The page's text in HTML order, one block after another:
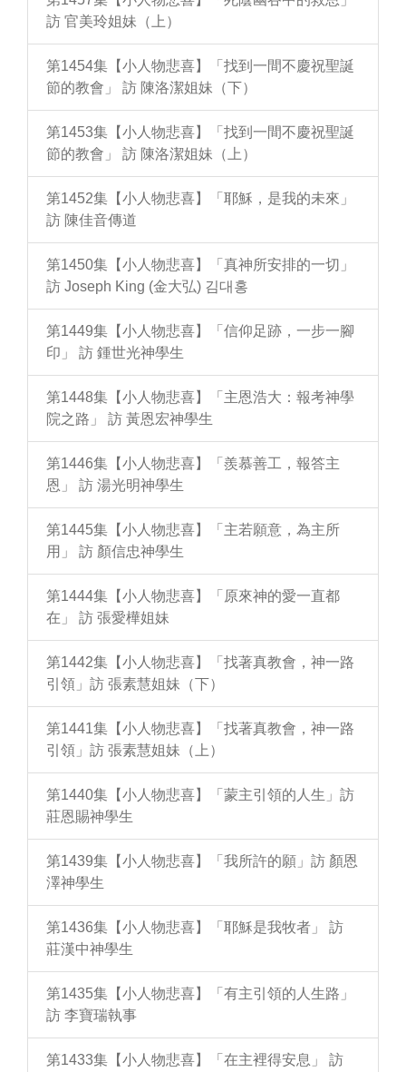
訪 官美玲姐妹（上）
第1454集【小人物悲喜】「找到一間不慶祝聖誕
節的教會」 訪 陳洛潔姐妹（下）
第1453集【小人物悲喜】「找到一間不慶祝聖誕
節的教會」 訪 陳洛潔姐妹（上）
第1452集【小人物悲喜】「耶穌，是我的未來」
訪 陳佳音傳道
第1450集【小人物悲喜】「真神所安排的一切」
訪 Joseph King (金大弘) 김대홍
第1449集【小人物悲喜】「信仰足跡，一步一腳
印」 訪 鍾世光神學生
第1448集【小人物悲喜】「主恩浩大：報考神學
院之路」 訪 黃恩宏神學生
第1446集【小人物悲喜】「羨慕善工，報答主
恩」 訪 湯光明神學生
第1445集【小人物悲喜】「主若願意，為主所
用」 訪 顏信忠神學生
第1444集【小人物悲喜】「原來神的愛一直都
在」 訪 張愛樺姐妹
第1442集【小人物悲喜】「找著真教會，神一路
引領」訪 張素慧姐妹（下）
第1441集【小人物悲喜】「找著真教會，神一路
引領」訪 張素慧姐妹（上）
第1440集【小人物悲喜】「蒙主引領的人生」訪
莊恩賜神學生
第1439集【小人物悲喜】「我所許的願」訪 顏恩
澤神學生
第1436集【小人物悲喜】「耶穌是我牧者」 訪
莊漢中神學生
第1435集【小人物悲喜】「有主引領的人生路」
訪 李寶瑞執事
第1433集【小人物悲喜】「在主裡得安息」 訪